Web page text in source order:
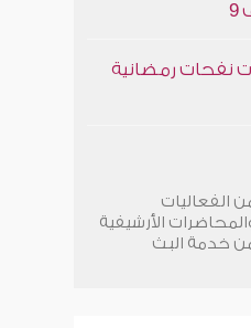
نفحات رمضانية
الفعاليات
الأرشيفية
خدمة البث